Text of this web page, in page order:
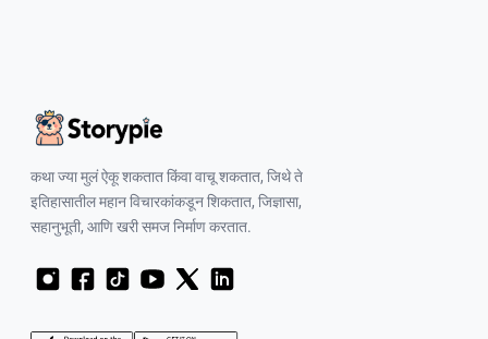
कथा ज्या मुलं ऐकू शकतात किंवा वाचू शकतात, जिथे ते
इतिहासातील महान विचारकांकडून शिकतात, जिज्ञासा,
सहानुभूती, आणि खरी समज निर्माण करतात.